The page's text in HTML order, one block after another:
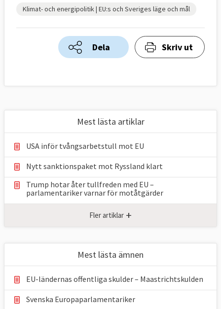
Klimat- och energipolitik | EU:s och Sveriges läge och mål
Dela Skriv ut
Mest lästa artiklar
USA inför tvångsarbetstull mot EU
Nytt sanktionspaket mot Ryssland klart
Trump hotar åter tullfreden med EU –
parlamentariker ⁠varnar för motåtgärder
Fler artiklar +
Mest lästa ämnen
EU-ländernas offentliga skulder – Maastrichtskulden
Svenska Europaparlamentariker